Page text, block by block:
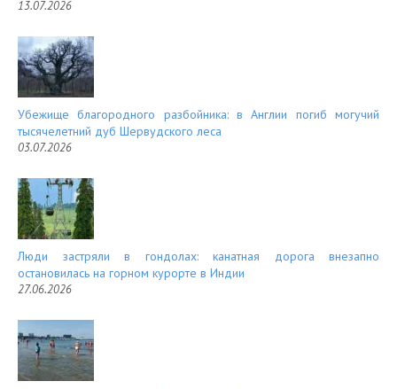
13.07.2026
Убежище благородного разбойника: в Англии погиб могучий
тысячелетний дуб Шервудского леса
03.07.2026
Люди застряли в гондолах: канатная дорога внезапно
остановилась на горном курорте в Индии
27.06.2026